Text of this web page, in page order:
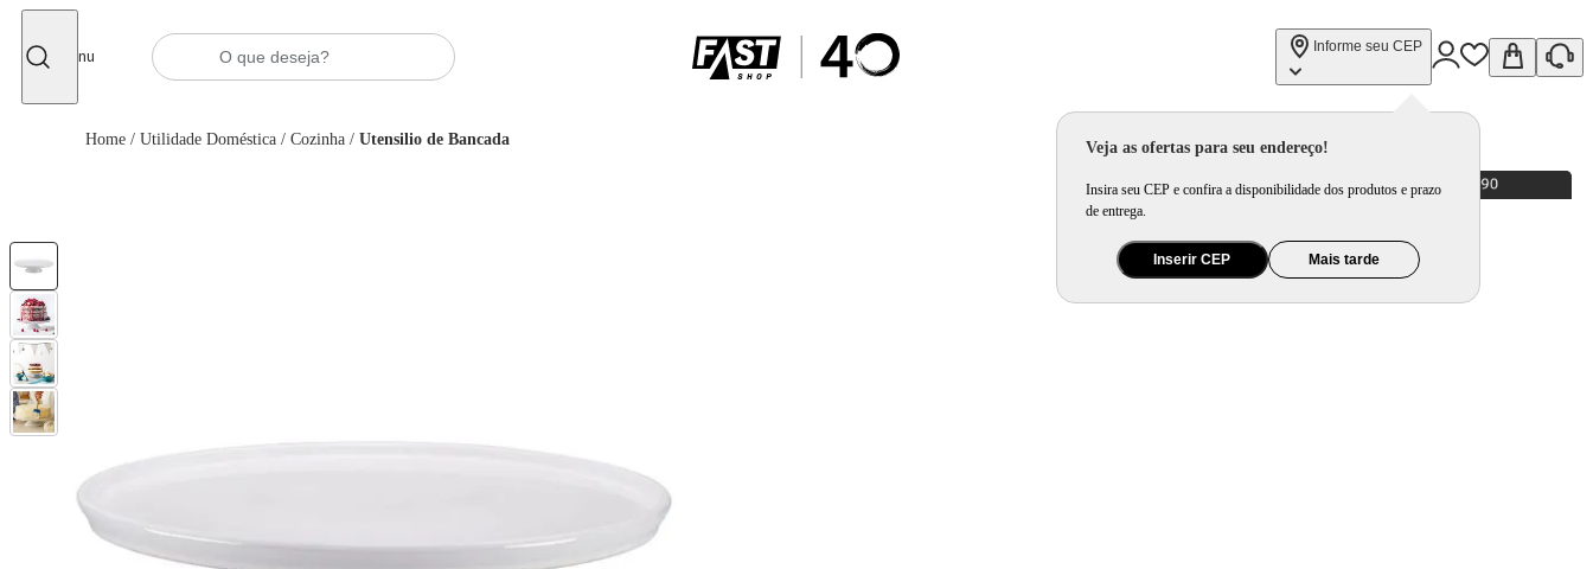
Menu
Informe seu CEP
Veja as ofertas para seu endereço!
Insira seu CEP e confira a disponibilidade dos produtos e prazo
de entrega.
Inserir CEP Mais tarde
Home / Utilidade Doméstica / Cozinha / Utensilio de Bancada